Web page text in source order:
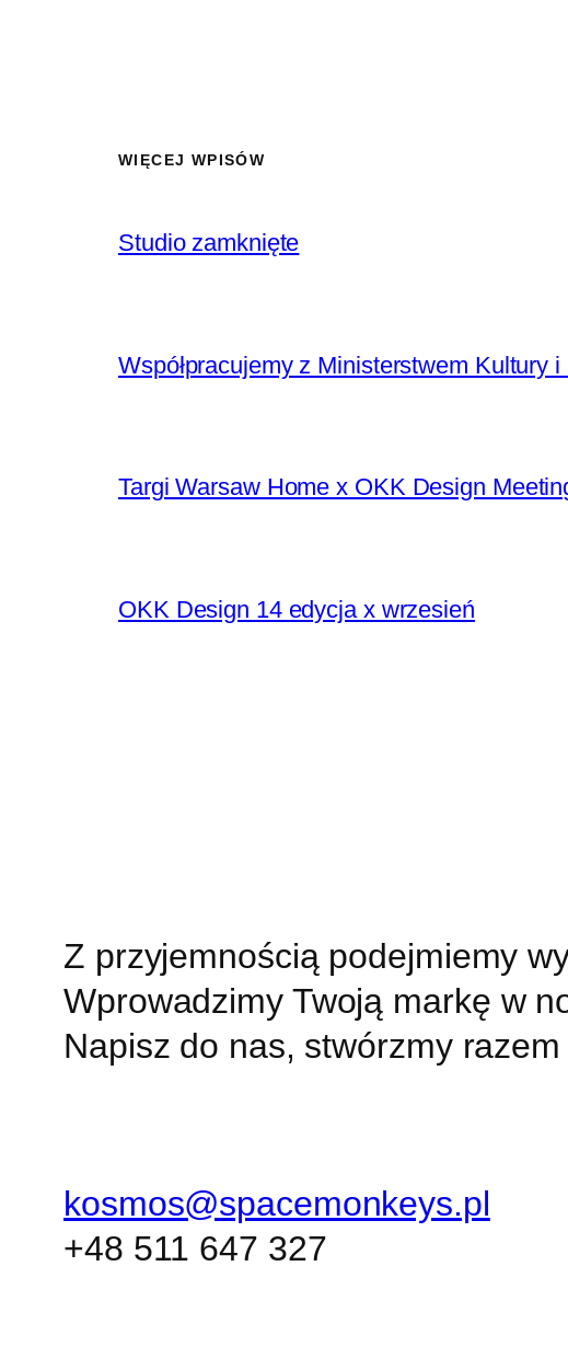
WIĘCEJ WPISÓW
Studio zamknięte
Współpracujemy z Ministerstwem Kultury
Targi Warsaw Home x OKK Design
OKK Design 14 edycja x wrzesień
Z przyjemnością podejmiemy
Wprowadzimy Twoją markę w
Napisz do nas, stwórzmy razem
kosmos@spacemonkeys.pl
+48 511 647 327